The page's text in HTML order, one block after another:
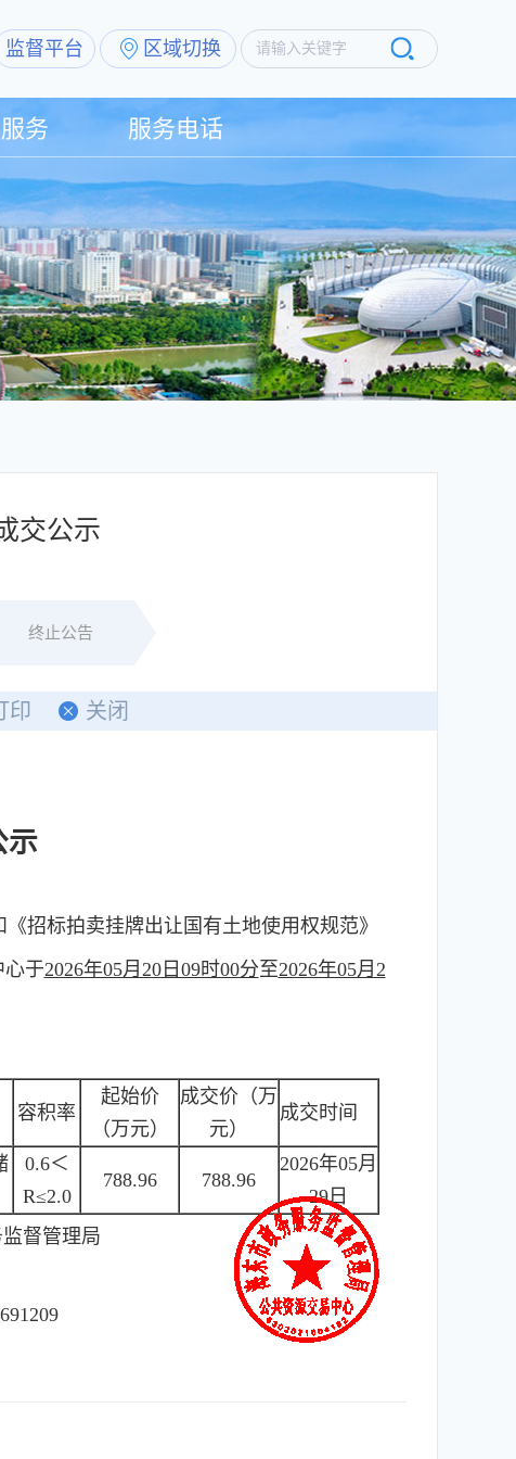
监督平台 区域切换 请输入关键字
务 服务电话
交公示
终止公告
印 关闭
示
招标拍卖挂牌出让国有土地使用权规范》
心于2026年05月20日09时00分至2026年05月2
容积率
起始价
（万元）
成交价（万
元）
成交时间
0.6＜
R≤2.0
788.96 788.96
2026年05月
29日
督管理局